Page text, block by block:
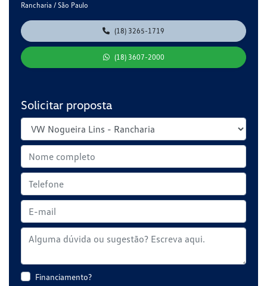
Rancharia / São Paulo
(18) 3265-1719
(18) 3607-2000
Solicitar proposta
Financiamento?